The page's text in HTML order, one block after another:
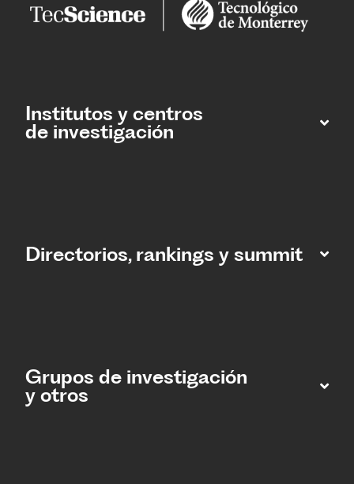
Institutos y centros
de investigación
Directorios, rankings y summit
Grupos de investigación
y otros